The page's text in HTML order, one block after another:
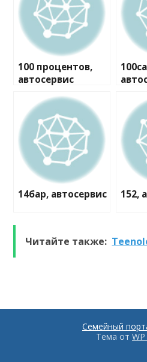
100 процентов,
автосервис
14бар, автосервис 152,
Читайте также:
Семейный
Тема от